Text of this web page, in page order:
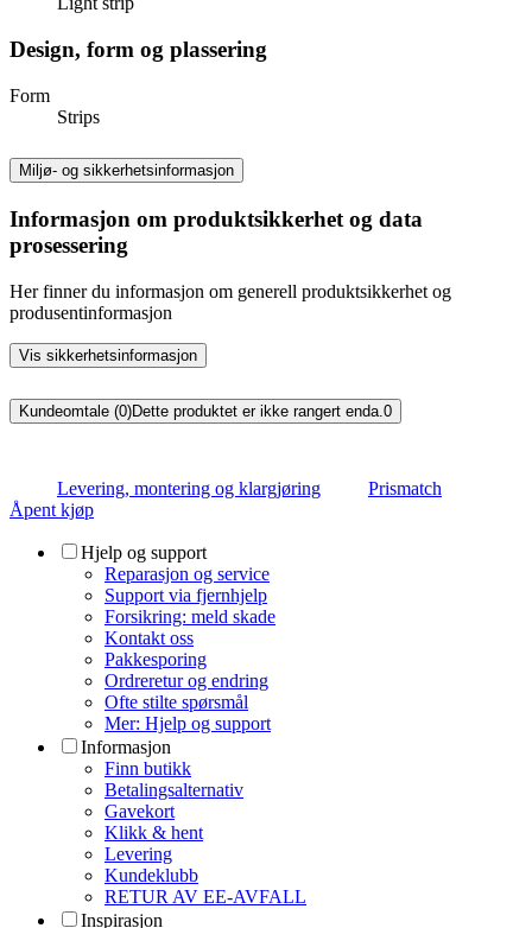
Design, form og plassering
Form
Strips
Miljø- og sikkerhetsinformasjon
Informasjon om produktsikkerhet og data
prosessering
Her finner du informasjon om generell produktsikkerhet og
produsentinformasjon
Vis sikkerhetsinformasjon
Kundeomtale (0)Dette produktet er ikke rangert enda. 0
Levering, montering og klargjøring
Prismatch
Åpent kjøp
Hjelp og support
Reparasjon og service
Support via fjernhjelp
Forsikring: meld skade
Kontakt oss
Pakkesporing
Ordreretur og endring
Ofte stilte spørsmål
Mer: Hjelp og support
Informasjon
Finn butikk
Betalingsalternativ
Gavekort
Klikk & hent
Levering
Kundeklubb
RETUR AV EE-AVFALL
Inspirasjon